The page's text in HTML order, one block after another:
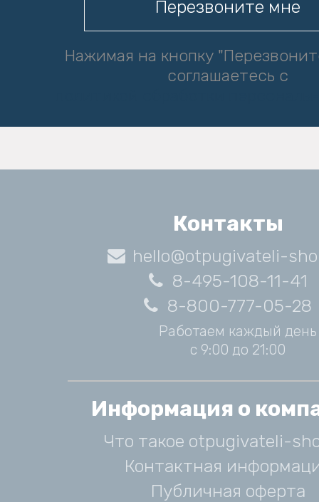
Нажимая на кнопку
соглашаетесь с
Контакты
hello@otpugivateli-
8-495-108-11-41
8-800-777-05-28
Работаем каждый день
с 9:00 до 21:00
Информация о
Что такое otpugivateli-
Контактная
Публичная оферта